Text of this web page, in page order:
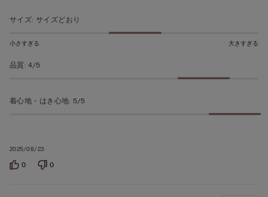
ち
の
価
2025/08/23
サイズ: サイズどおり
小さすぎる 大きすぎる
品質: 4/5
着心地・はき心地: 5/5
0 0